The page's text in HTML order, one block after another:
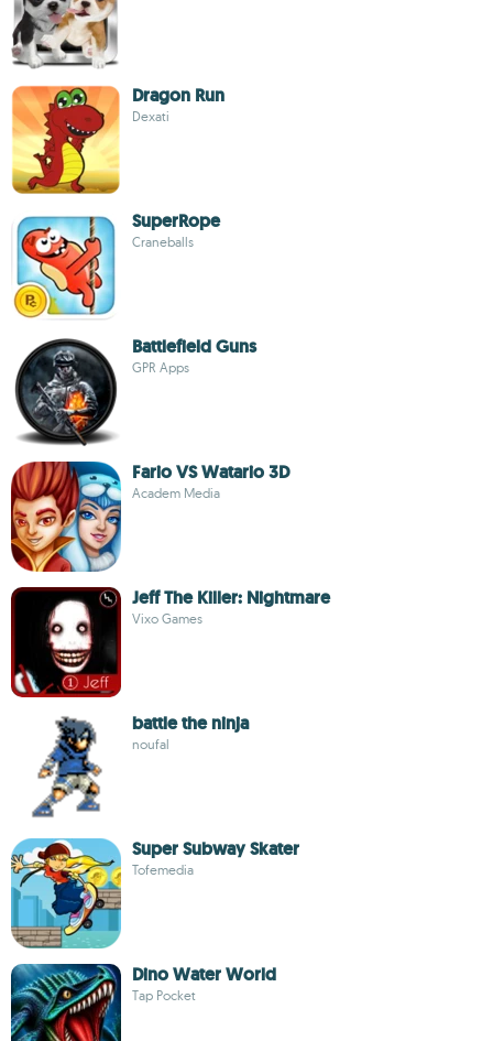
Dragon Run
Dexati
SuperRope
Craneballs
Battlefield Guns
GPR Apps
Fario VS Watario 3D
Academ Media
Jeff The Killer: Nightmare
Vixo Games
battle the ninja
noufal
Super Subway Skater
Tofemedia
Dino Water World
Tap Pocket